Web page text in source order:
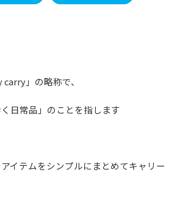
」の略称で、
日常品」のことを指します
イテムをシンプルにまとめてキャリー